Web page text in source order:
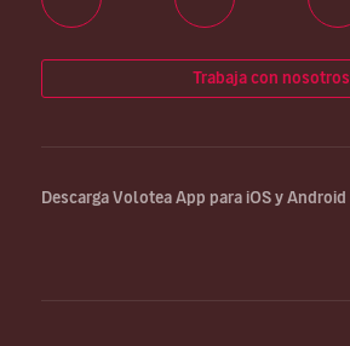
Trabaja con nosotros
Descarga Volotea App para iOS y Android